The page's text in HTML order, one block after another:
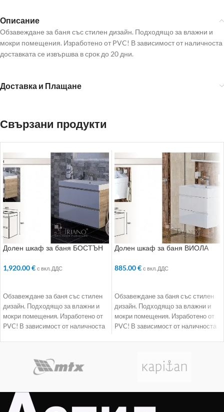
Описание
Обзавеждане за баня със стилен дизайн. Подходящо за влажни и
мокри помещения. Изработено от PVC! В зависимост от наличноста
доставката се извършва в срок до 20 дни.
Доставка и Плащане
Свързани продукти
Долен шкаф за баня БОСТЪН
1,920.00€ с вкл. ДДС
Обзавеждане за баня със стилен
дизайн. Подходящо за влажни и
мокри помещения. Изработено от
PVC! В зависимост от наличноста
Долен шкаф за баня ВИОЛА
885.00€ с вкл. ДДС
Обзавеждане за баня със стилен
дизайн. Подходящо за влажни и
мокри помещения. Изработено от
PVC! В зависимост от наличноста